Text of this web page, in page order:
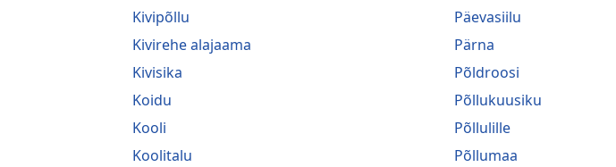
Kivipõllu
Kivirehe alajaama
Kivisika
Koidu
Kooli
Koolitalu
Päevasiilu
Pärna
Põldroosi
Põllukuusiku
Põllulille
Põllumaa